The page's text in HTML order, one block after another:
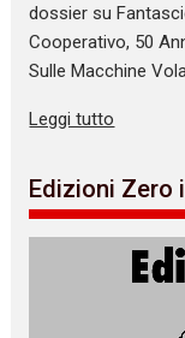
dossier su
Cooperativo, 50
Sulle Macchine
Leggi tutto
Edizioni Zero